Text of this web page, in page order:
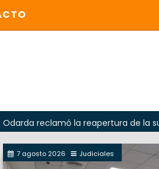
la reapertura de la sucursal del
7 agosto 2026 Judiciales